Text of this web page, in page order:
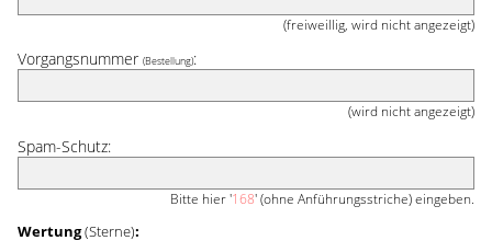
(freiweillig, wird nicht angezeigt)
Vorgangsnummer (Bestellung):
(wird nicht angezeigt)
Spam-Schutz:
Bitte hier '168' (ohne Anführungsstriche) eingeben.
Wertung(Sterne):